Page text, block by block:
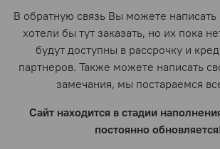
В обратную связь Вы можете написать
хотели бы тут заказать, но их пока
будут доступны в рассрочку и
партнеров. Также можете написать
замечания, мы постараемся
Сайт находится в стадии
постоянно